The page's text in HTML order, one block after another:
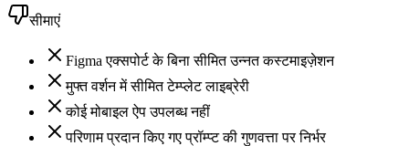
सीमाएं
Figma एक्सपोर्ट के बिना सीमित उन्नत कस्टमाइज़ेशन
मुफ्त वर्शन में सीमित टेम्प्लेट लाइब्रेरी
कोई मोबाइल ऐप उपलब्ध नहीं
परिणाम प्रदान किए गए प्रॉम्प्ट की गुणवत्ता पर निर्भर